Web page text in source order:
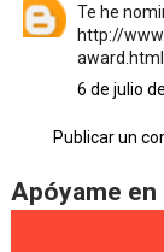
Te he
http://
award.html
6 de julio
Publicar un
Apóyame en